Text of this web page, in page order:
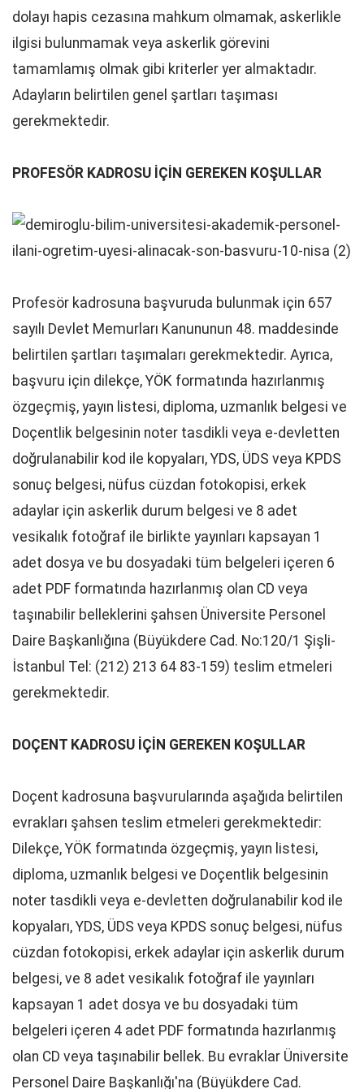
dolayı hapis cezasına mahkum olmamak, askerlikle
ilgisi bulunmamak veya askerlik görevini
tamamlamış olmak gibi kriterler yer almaktadır.
Adayların belirtilen genel şartları taşıması
gerekmektedir.
PROFESÖR KADROSU İÇİN GEREKEN KOŞULLAR
Profesör kadrosuna başvuruda bulunmak için 657
sayılı Devlet Memurları Kanununun 48. maddesinde
belirtilen şartları taşımaları gerekmektedir. Ayrıca,
başvuru için dilekçe, YÖK formatında hazırlanmış
özgeçmiş, yayın listesi, diploma, uzmanlık belgesi ve
Doçentlik belgesinin noter tasdikli veya e-devletten
doğrulanabilir kod ile kopyaları, YDS, ÜDS veya KPDS
sonuç belgesi, nüfus cüzdan fotokopisi, erkek
adaylar için askerlik durum belgesi ve 8 adet
vesikalık fotoğraf ile birlikte yayınları kapsayan 1
adet dosya ve bu dosyadaki tüm belgeleri içeren 6
adet PDF formatında hazırlanmış olan CD veya
taşınabilir belleklerini şahsen Üniversite Personel
Daire Başkanlığına (Büyükdere Cad. No:120/1 Şişli-
İstanbul Tel: (212) 213 64 83-159) teslim etmeleri
gerekmektedir.
DOÇENT KADROSU İÇİN GEREKEN KOŞULLAR
Doçent kadrosuna başvurularında aşağıda belirtilen
evrakları şahsen teslim etmeleri gerekmektedir:
Dilekçe, YÖK formatında özgeçmiş, yayın listesi,
diploma, uzmanlık belgesi ve Doçentlik belgesinin
noter tasdikli veya e-devletten doğrulanabilir kod ile
kopyaları, YDS, ÜDS veya KPDS sonuç belgesi, nüfus
cüzdan fotokopisi, erkek adaylar için askerlik durum
belgesi, ve 8 adet vesikalık fotoğraf ile yayınları
kapsayan 1 adet dosya ve bu dosyadaki tüm
belgeleri içeren 4 adet PDF formatında hazırlanmış
olan CD veya taşınabilir bellek. Bu evraklar Üniversite
Personel Daire Başkanlığı'na (Büyükdere Cad.